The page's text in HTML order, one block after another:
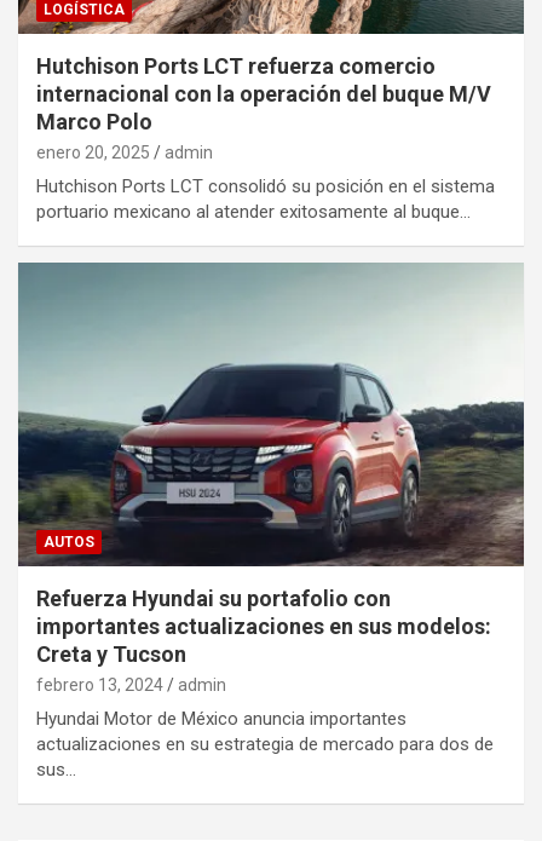
LOGÍSTICA
Hutchison Ports LCT refuerza comercio
internacional con la operación del buque M/V
Marco Polo
enero 20, 2025 admin
Hutchison Ports LCT consolidó su posición en el sistema
portuario mexicano al atender exitosamente al buque…
AUTOS
Refuerza Hyundai su portafolio con
importantes actualizaciones en sus modelos:
Creta y Tucson
febrero 13, 2024 admin
Hyundai Motor de México anuncia importantes
actualizaciones en su estrategia de mercado para dos de
sus…